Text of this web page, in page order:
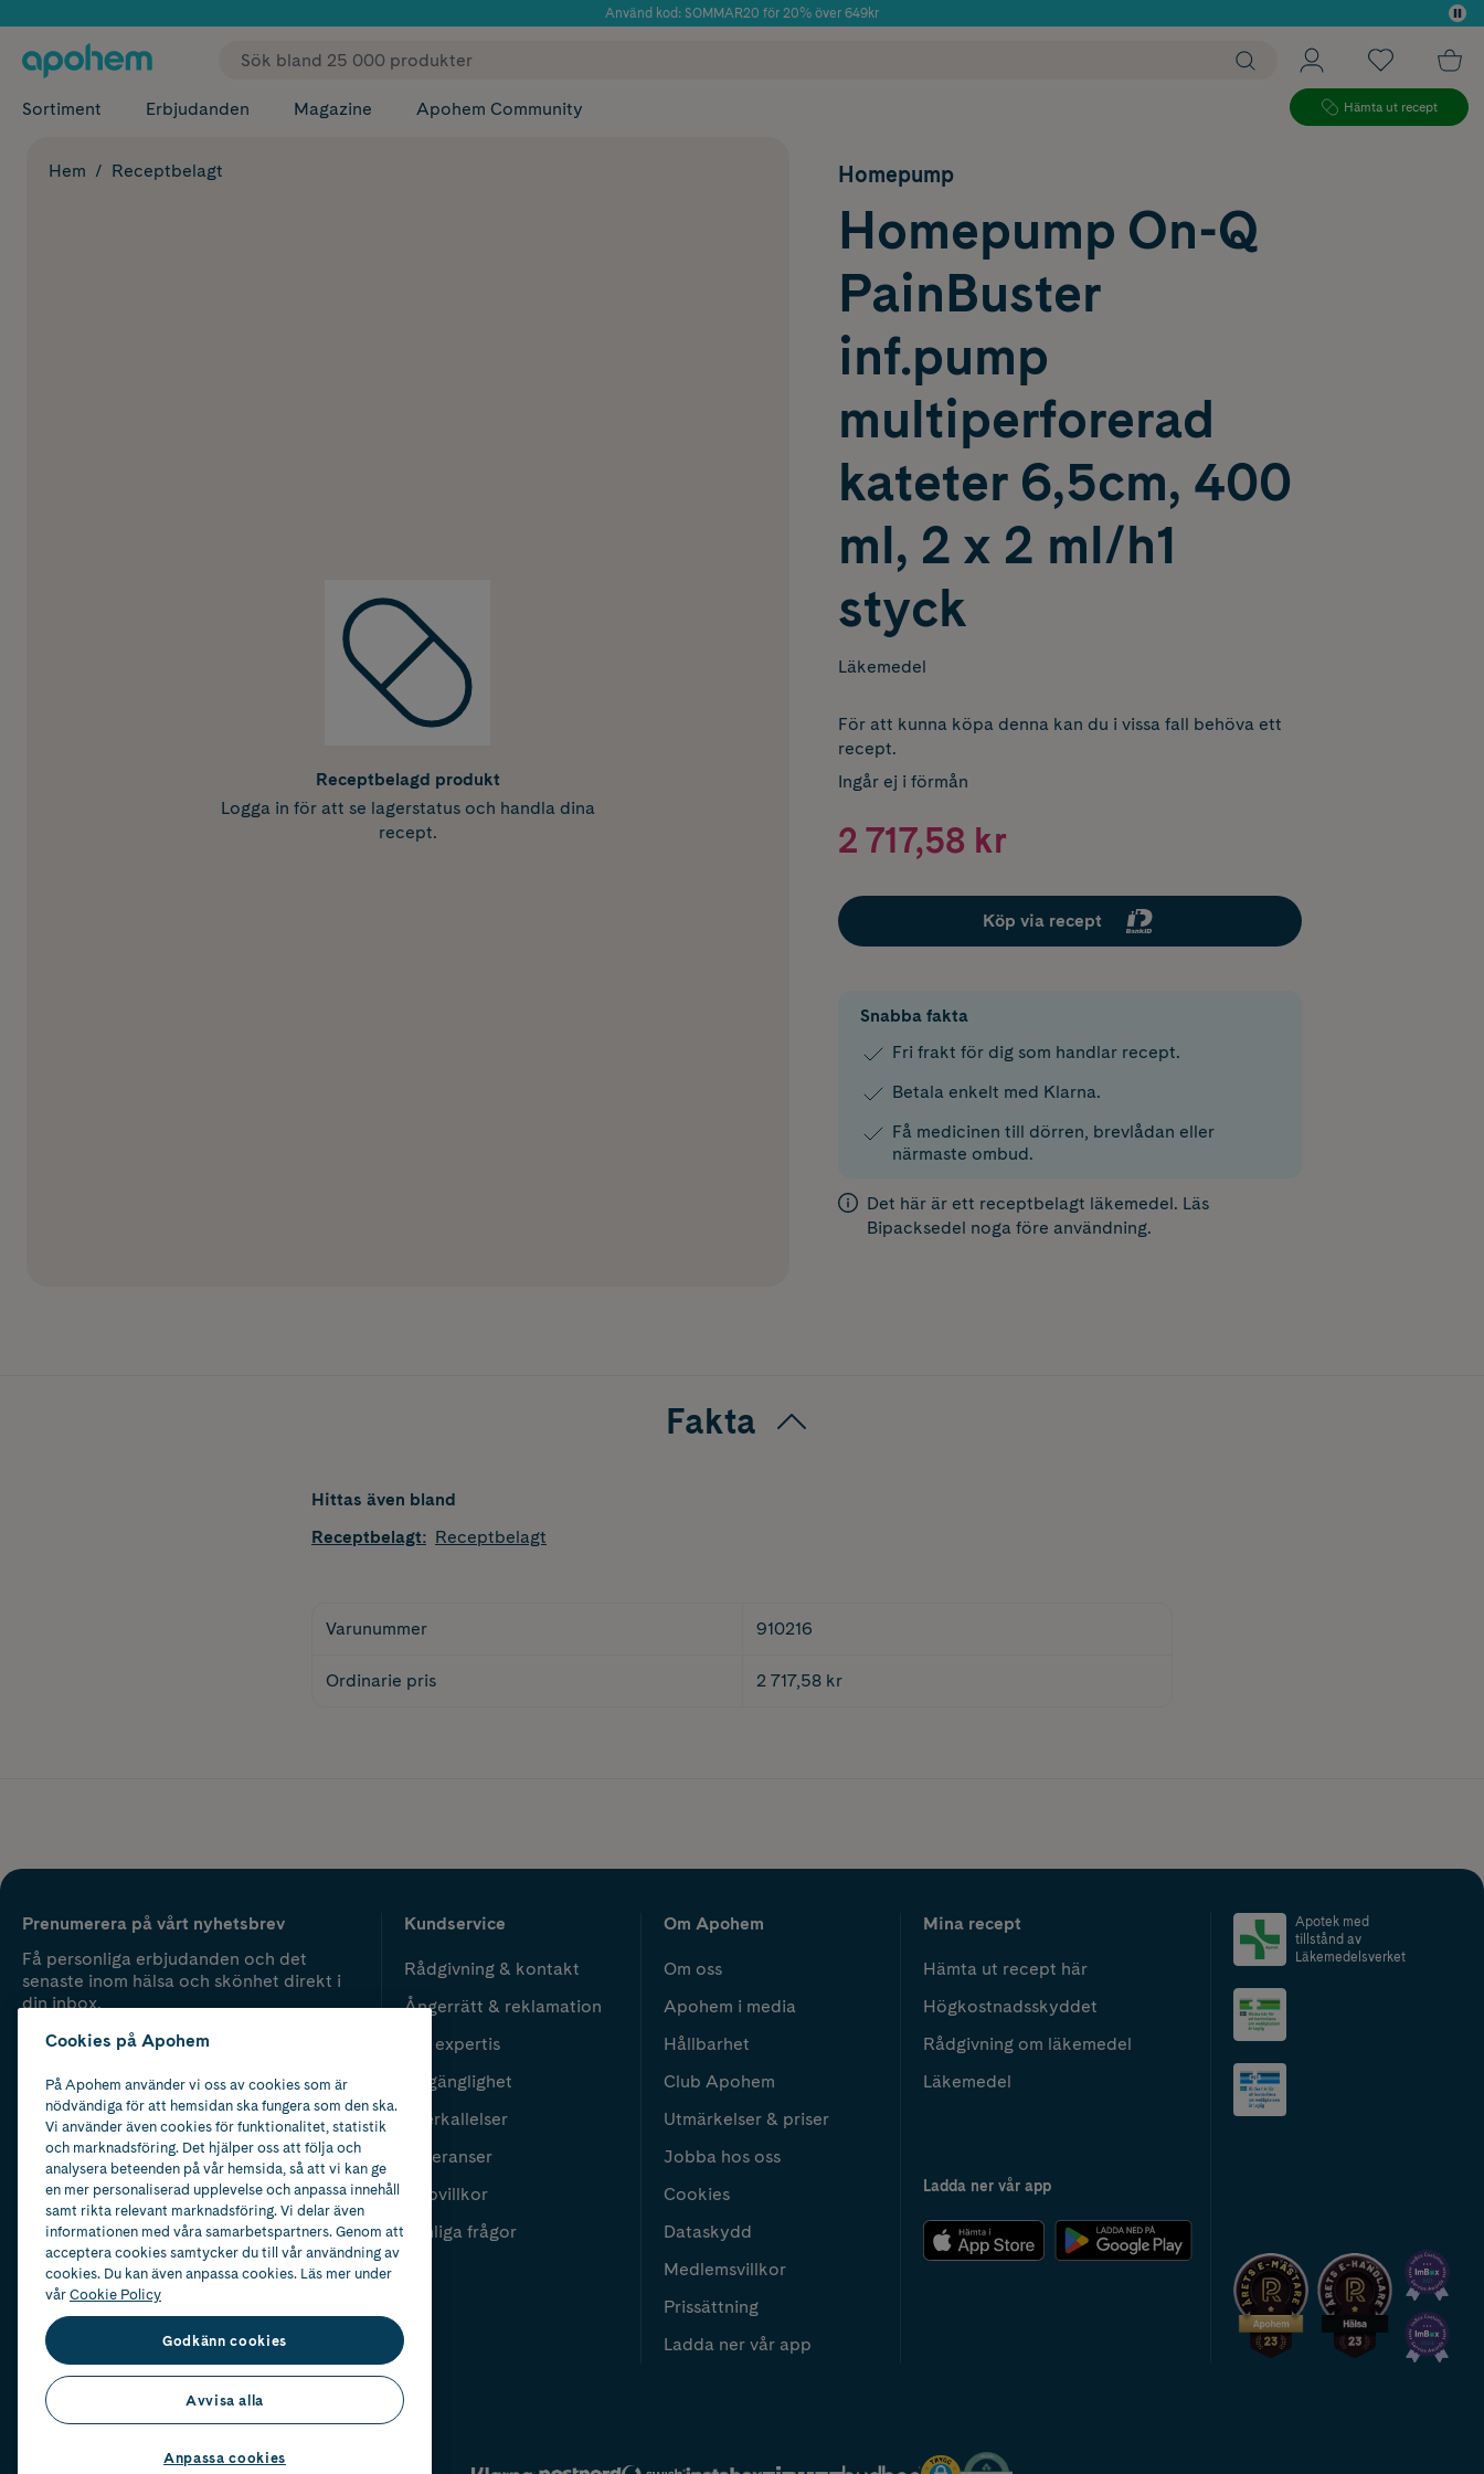
Använd kod: SOMMAR20 för 20% över 649kr
✓ Fri frakt
Sortiment Erbjudanden Magazine Apohem Community Hämta ut recept
Hem Receptbelagt
Receptbelagd produkt
Logga in för att se lagerstatus och handla dina
recept.
Homepump
Homepump On-Q
PainBuster
inf.pump
multiperforerad
kateter 6,5cm, 400
ml, 2 x 2 ml/h1
styck
Läkemedel
För att kunna köpa denna kan du i vissa fall behöva ett
recept.
Ingår ej i förmån
2 717,58 kr
Köp via recept
Snabba fakta
Fri frakt för dig som handlar recept.
Betala enkelt med Klarna.
Få medicinen till dörren, brevlådan eller
närmaste ombud.
Det här är ett receptbelagt läkemedel. Läs
Bipacksedel noga före användning.
Fakta
Hittas även bland
Receptbelagt: Receptbelagt
Varunummer 910216
Ordinarie pris 2 717,58 kr
Prenumerera på vårt nyhetsbrev
Få personliga erbjudanden och det
senaste inom hälsa och skönhet direkt i
din inbox.
Kundservice
Rådgivning & kontakt
Ångerrätt & reklamation
Vår expertis
Tillgänglighet
Återkallelser
Leveranser
Köpvillkor
Vanliga frågor
Om Apohem
Om oss
Apohem i media
Hållbarhet
Club Apohem
Utmärkelser & priser
Jobba hos oss
Cookies
Dataskydd
Medlemsvillkor
Prissättning
Ladda ner vår app
Mina recept
Hämta ut recept här
Högkostnadsskyddet
Rådgivning om läkemedel
Läkemedel
Ladda ner vår app
Apotek med
tillstånd av
Läkemedelsverket
2024
Cookies på Apohem
På Apohem använder vi oss av cookies som är
nödvändiga för att hemsidan ska fungera som den ska.
Vi använder även cookies för funktionalitet, statistik
och marknadsföring. Det hjälper oss att följa och
analysera beteenden på vår hemsida, så att vi kan ge
en mer personaliserad upplevelse och anpassa innehåll
samt rikta relevant marknadsföring. Vi delar även
informationen med våra samarbetspartners. Genom att
acceptera cookies samtycker du till vår användning av
cookies. Du kan även anpassa cookies. Läs mer under
vårCookie Policy
Godkänn cookies
Avvisa alla
Anpassa cookies